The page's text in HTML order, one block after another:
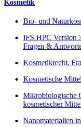
Kosmetik
Bio- und
IFS HPC Version
Fragen &
Kosmetikrecht,
Kosmetische
Mikrobiologische
kosmetischer
Nanomaterialien